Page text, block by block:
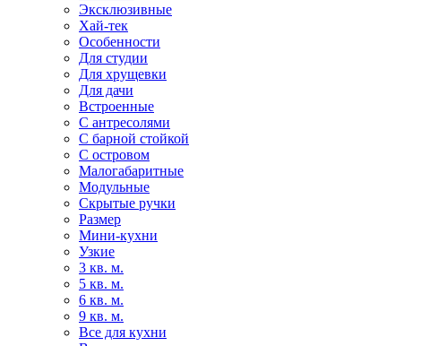
Эксклюзивные
Хай-тек
Особенности
Для студии
Для хрущевки
Для дачи
Встроенные
С антресолями
С барной стойкой
С островом
Малогабаритные
Модульные
Скрытые ручки
Размер
Мини-кухни
Узкие
3 кв. м.
5 кв. м.
6 кв. м.
9 кв. м.
Все для кухни